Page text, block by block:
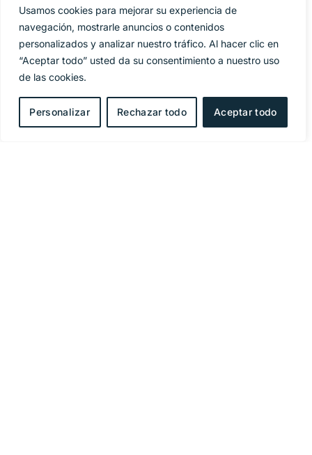
Usamos cookies para mejorar su experiencia de
navegación, mostrarle anuncios o contenidos
personalizados y analizar nuestro tráfico. Al hacer clic en
“Aceptar todo” usted da su consentimiento a nuestro uso
de las cookies.
Personalizar Rechazar todo Aceptar todo